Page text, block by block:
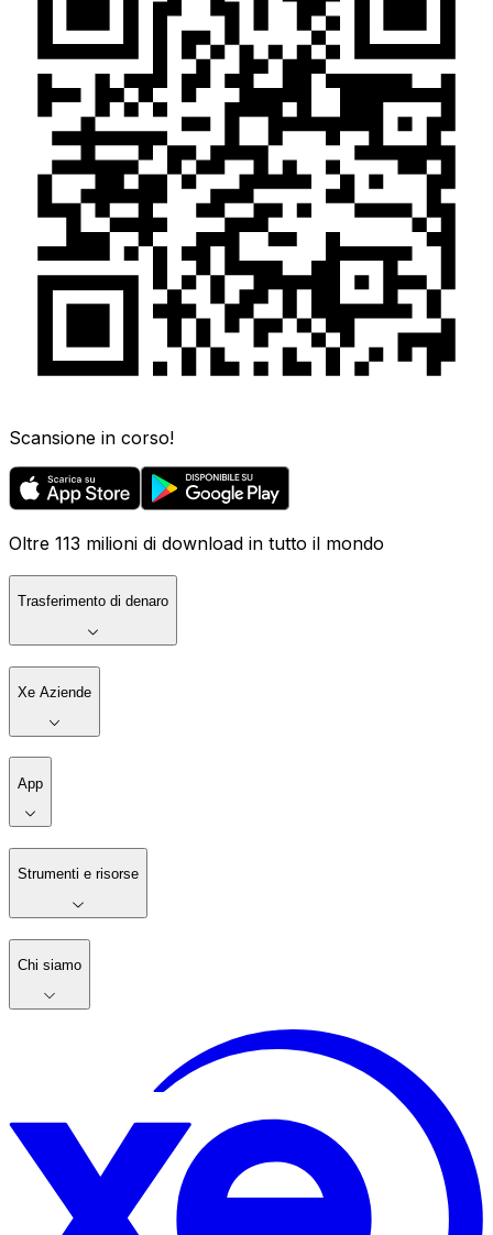
Scansione in corso!
Oltre 113 milioni di download in tutto il mondo
Trasferimento di denaro
Xe Aziende
App
Strumenti e risorse
Chi siamo